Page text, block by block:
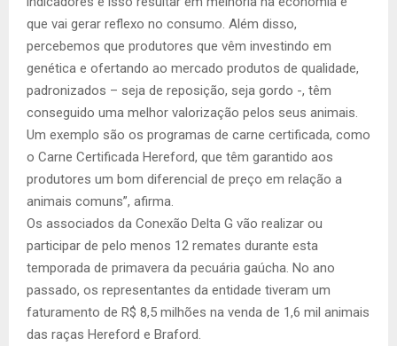
que vai gerar reflexo no consumo. Além disso,
percebemos que produtores que vêm investindo em
genética e ofertando ao mercado produtos de qualidade,
padronizados – seja de reposição, seja gordo -, têm
conseguido uma melhor valorização pelos seus animais.
Um exemplo são os programas de carne certificada, como
o Carne Certificada Hereford, que têm garantido aos
produtores um bom diferencial de preço em relação a
animais comuns”, afirma.
Os associados da Conexão Delta G vão realizar ou
participar de pelo menos 12 remates durante esta
temporada de primavera da pecuária gaúcha. No ano
passado, os representantes da entidade tiveram um
faturamento de R$ 8,5 milhões na venda de 1,6 mil animais
das raças Hereford e Braford.